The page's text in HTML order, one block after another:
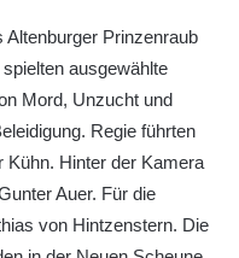
Altenburger Prinzenraub
ausgewählte
Mord, Unzucht und
Regie führten
Kühn. Hinter der Kamera
Auer. Für die
von Hintzenstern. Die